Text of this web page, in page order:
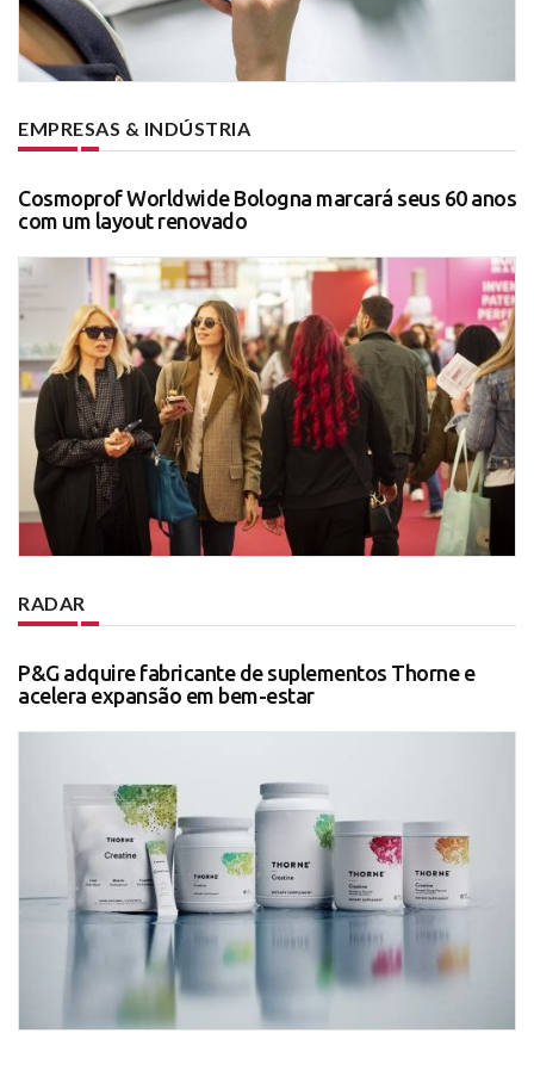
EMPRESAS & INDÚSTRIA
Cosmoprof Worldwide Bologna marcará seus 60 anos
com um layout renovado
RADAR
P&G adquire fabricante de suplementos Thorne e
acelera expansão em bem-estar